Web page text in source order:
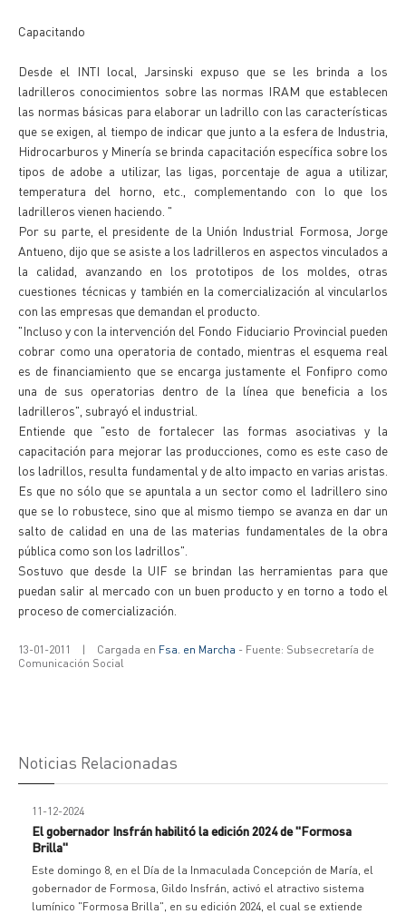
Capacitando
Desde el INTI local, Jarsinski expuso que se les brinda a los
ladrilleros conocimientos sobre las normas IRAM que establecen
las normas básicas para elaborar un ladrillo con las características
que se exigen, al tiempo de indicar que junto a la esfera de Industria,
Hidrocarburos y Minería se brinda capacitación específica sobre los
tipos de adobe a utilizar, las ligas, porcentaje de agua a utilizar,
temperatura del horno, etc., complementando con lo que los
ladrilleros vienen haciendo. "
Por su parte, el presidente de la Unión Industrial Formosa, Jorge
Antueno, dijo que se asiste a los ladrilleros en aspectos vinculados a
la calidad, avanzando en los prototipos de los moldes, otras
cuestiones técnicas y también en la comercialización al vincularlos
con las empresas que demandan el producto.
"Incluso y con la intervención del Fondo Fiduciario Provincial pueden
cobrar como una operatoria de contado, mientras el esquema real
es de financiamiento que se encarga justamente el Fonfipro como
una de sus operatorias dentro de la línea que beneficia a los
ladrilleros", subrayó el industrial.
Entiende que "esto de fortalecer las formas asociativas y la
capacitación para mejorar las producciones, como es este caso de
los ladrillos, resulta fundamental y de alto impacto en varias aristas.
Es que no sólo que se apuntala a un sector como el ladrillero sino
que se lo robustece, sino que al mismo tiempo se avanza en dar un
salto de calidad en una de las materias fundamentales de la obra
pública como son los ladrillos".
Sostuvo que desde la UIF se brindan las herramientas para que
puedan salir al mercado con un buen producto y en torno a todo el
proceso de comercialización.
13-01-2011 | Cargada en Fsa. en Marcha - Fuente: Subsecretaría de
Comunicación Social
Noticias Relacionadas
11-12-2024
El gobernador Insfrán habilitó la edición 2024 de "Formosa
Brilla"
Este domingo 8, en el Día de la Inmaculada Concepción de María, el
gobernador de Formosa, Gildo Insfrán, activó el atractivo sistema
lumínico "Formosa Brilla", en su edición 2024, el cual se extiende